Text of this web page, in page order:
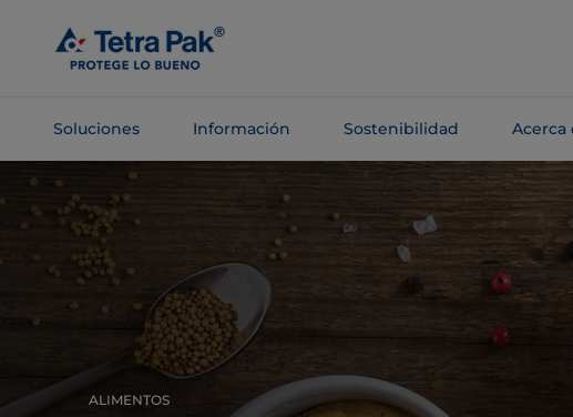
contenido
principal
Soluciones Información Sostenibilidad Acerca
Saltar a la
navegación
ALIMENTOS